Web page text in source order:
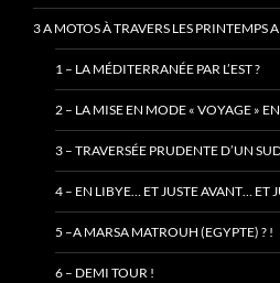
3 A MOTOS À TRAVERS LES PRINTEMPS
1 – LA MÉDITERRANÉE PAR L’EST ?
2 – LA MISE EN MODE « VOYAGE »
3 – TRAVERSÉE PRUDENTE D’UN
4 – EN LIBYE… ET JUSTE AVANT… ET
5 –A MARSA MATROUH (EGYPTE) ? !
6 – DEMI TOUR !